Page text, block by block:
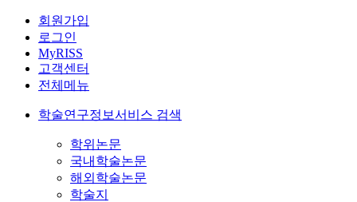
회원가입
로그인
MyRISS
고객센터
전체메뉴
학술연구정보서비스 검색
학위논문
국내학술논문
해외학술논문
학술지